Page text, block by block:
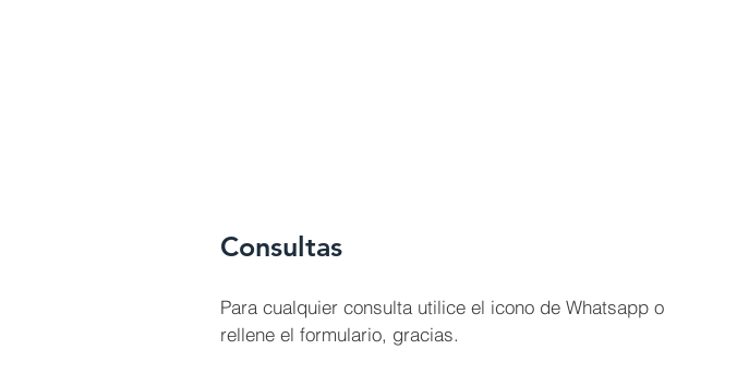
Consultas
Para cualquier consulta utilice el icono de Whatsapp o
rellene el formulario, gracias.